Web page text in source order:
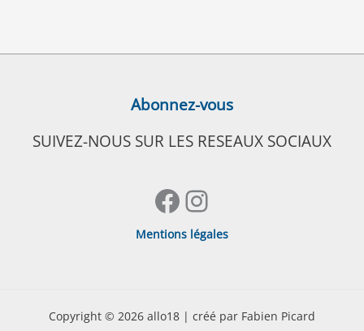
Abonnez-vous
SUIVEZ-NOUS SUR LES RESEAUX SOCIAUX
Facebook
Instagram
Mentions légales
Copyright © 2026 allo18 | créé par Fabien Picard